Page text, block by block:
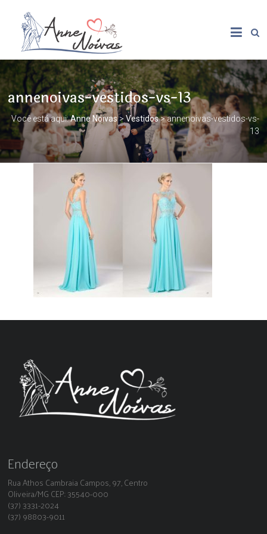
annenoivas-vestidos-vs-13
Você está aqui:Anne Noivas>Vestidos>annenoivas-vestidos-vs-
13
Endereço
Rua Athos Cambraia Campos, 97, Centro
Oliveira/MG CEP: 35540-000
(37) 3331-2024
(37) 98803-9011